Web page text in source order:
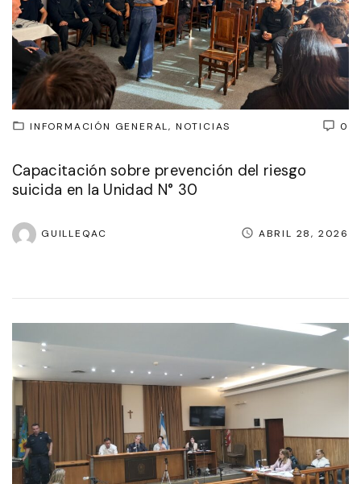
0
INFORMACIÓN GENERAL NOTICIAS
Capacitación sobre prevención del riesgo
suicida en la Unidad N° 30
GUILLEQAC ABRIL 28, 2026